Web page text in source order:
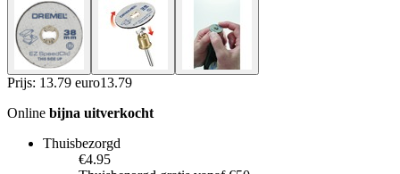
Prijs: 13.79 euro13.79
Online bijna uitverkocht
Thuisbezorgd
€4.95